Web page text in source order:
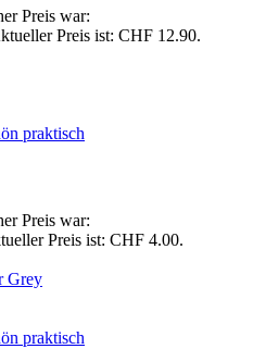
Preis war:
Preis ist: CHF 12.90.
praktisch
Preis war:
Preis ist: CHF 4.00.
praktisch